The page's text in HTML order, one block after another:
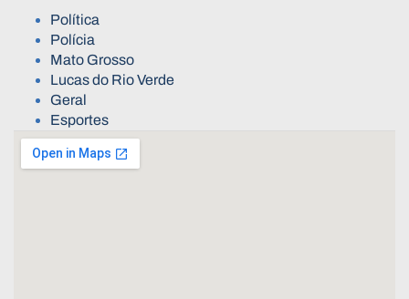
Política
Polícia
Mato Grosso
Lucas do Rio Verde
Geral
Esportes